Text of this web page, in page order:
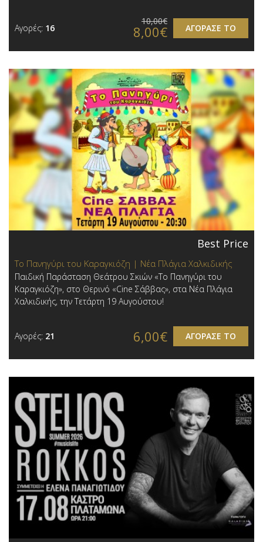
Αγορές: 16 ΑΓΟΡΑΣΕ ΤΟ
10,00€
8,00€
Best Price
Το Πανηγύρι του Καραγκιόζη | Νέα Πλάγια Χαλκιδικής
Παιδική Παράσταση Θεάτρου Σκιών «Το Πανηγύρι του
Καραγκιόζη», στο Θερινό «Cine Σάββας», στα Νέα Πλάγια
Χαλκιδικής, την Τετάρτη 19 Αυγούστου!
Αγορές: 21 ΑΓΟΡΑΣΕ ΤΟ
6,00€